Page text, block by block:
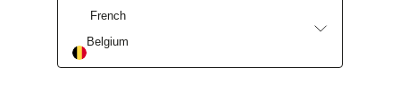
French
Belgium